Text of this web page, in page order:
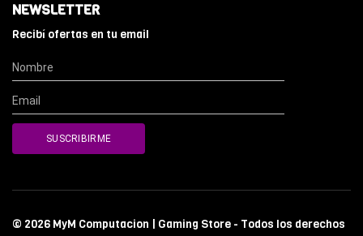
NEWSLETTER
Recibí ofertas en tu email
© 2026 MyM Computacion | Gaming Store - Todos los derechos